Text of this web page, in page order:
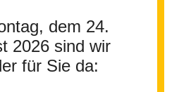
dem 24.
2026 sind wir
für Sie da: